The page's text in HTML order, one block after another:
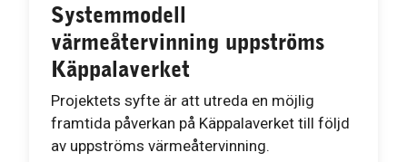
Systemmodell
värmeåtervinning uppströms
Käppalaverket
Projektets syfte är att utreda en möjlig
framtida påverkan på Käppalaverket till följd
av uppströms värmeåtervinning.